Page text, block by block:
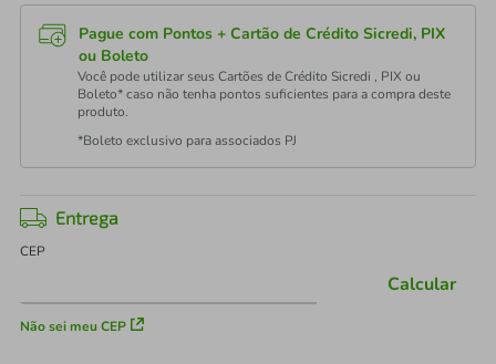
Pague com Pontos + Cartão de Crédito Sicredi, PIX
ou Boleto
Você pode utilizar seus Cartões de Crédito Sicredi , PIX ou
Boleto* caso não tenha pontos suficientes para a compra deste
produto.
*Boleto exclusivo para associados PJ
Entrega
CEP
Não sei meu CEP
Calcular